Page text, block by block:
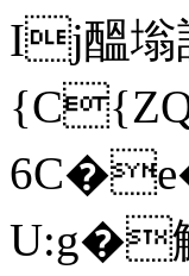
Ij醞塕
U:g�